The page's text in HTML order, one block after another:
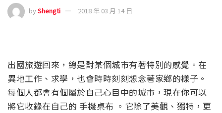
byShengti 2018 年 03 月 14 日
出國旅遊回來，總是對某個城市有著特別的感覺。在
異地工作、求學，也會時時刻刻想念著家鄉的樣子。
每個人都會有個屬於自己心目中的城市，現在你可以
將它收錄在自己的 手機桌布 。它除了美觀、獨特，更